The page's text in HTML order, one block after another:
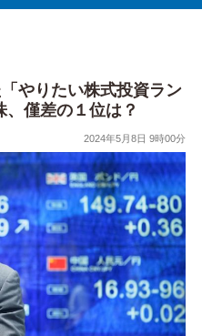
やりたい株式投資ラン
僅差の１位は？
2024年5月8日 9時00分